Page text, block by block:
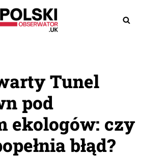
Tunel
pod
ekologów: czy
błąd?